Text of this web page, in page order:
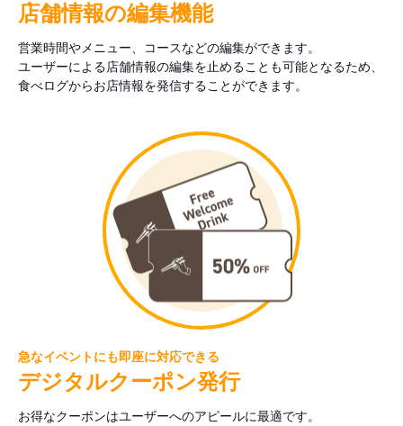
店舗情報の編集機能
営業時間やメニュー、コースなどの編集ができます。
ユーザーによる店舗情報の編集を止めることも可能となるため、
食べログからお店情報を発信することができます。
急なイベントにも即座に対応できる
デジタルクーポン発行
お得なクーポンはユーザーへのアピールに最適です。